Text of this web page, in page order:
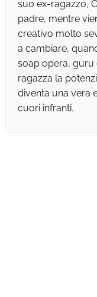
suo ex-ragazzo,
padre, mentre
creativo molto
a cambiare,
soap opera, guru
ragazza la
diventa una vera
cuori infranti.